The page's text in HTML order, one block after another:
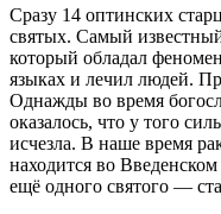
Сразу 14 оптинских
святых. Самый
который обладал
языках и лечил людей.
Однажды во время
оказалось, что у того
исчезла. В наше время
находится во
ещё одного святого —